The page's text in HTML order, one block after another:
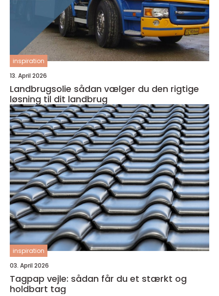
inspiration
13. April 2026
Landbrugsolie sådan vælger du den rigtige
løsning til dit landbrug
inspiration
03. April 2026
Tagpap vejle: sådan får du et stærkt og
holdbart tag